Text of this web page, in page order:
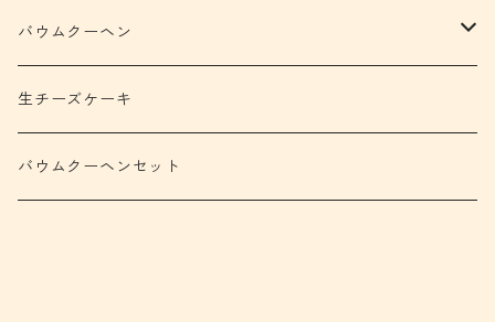
バウムクーヘン
ディス伊豆バウム
ガトー・ア・ラ・ブロッシュ
生チーズケーキ
バウムクーヘンセット